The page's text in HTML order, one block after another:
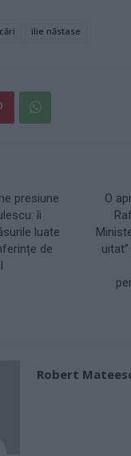
ilie năstase
presiune
îi
luate
de
O
Robert